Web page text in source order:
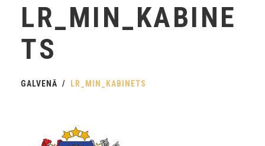
LR_MIN_KABINE
TS
GALVENĀ LR_MIN_KABINETS